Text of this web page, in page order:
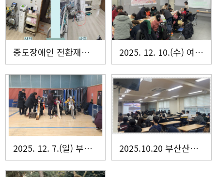
중도장애인 전환재활서비스 지원사업 선정 2025. 12. 10.(수) 여성장애인 자조모임 에델바이스 평가회 진행
2025. 12. 7.(일) 부산CIL배 부·울·경 어울림 보치아 동호인 친선대회 2025.10.20 부산산업학교 장애인권교육